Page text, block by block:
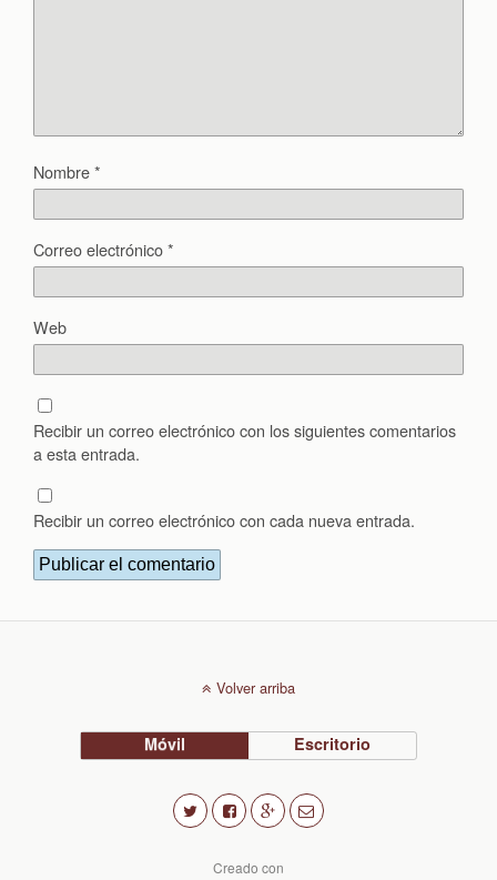
Nombre*
Correo electrónico*
Web
Recibir un correo electrónico con los siguientes comentarios
a esta entrada.
Recibir un correo electrónico con cada nueva entrada.
Volver arriba
Móvil Escritorio
Creado con